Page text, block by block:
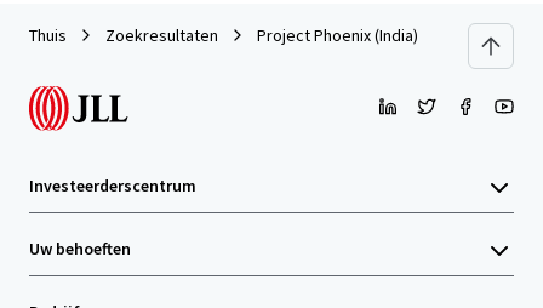
Thuis Zoekresultaten Project Phoenix (India)
Investeerderscentrum
Uw behoeften